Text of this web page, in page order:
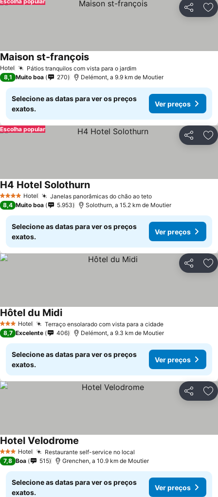
Partilhar
Hotel Pátios tranquilos com vista para o jardim
Maison st-françois
8,1 Muito boa 270 Delémont, a 9.9 km de Moutier
Selecione as datas para ver os preços
exatos.
Ver preços
Partilhar
Escolha popular
4 EstrelasHotel Janelas panorâmicas do chão ao teto
H4 Hotel Solothurn
8,4 Muito boa 5.953 Solothurn, a 15.2 km de Moutier
Selecione as datas para ver os preços
exatos.
Ver preços
Partilhar
3 EstrelasHotel Terraço ensolarado com vista para a cidade
Hôtel du Midi
8,7 Excelente 406 Delémont, a 9.3 km de Moutier
Selecione as datas para ver os preços
exatos.
Ver preços
Partilhar
3 EstrelasHotel Restaurante self-service no local
Hotel Velodrome
7,8 Boa 515 Grenchen, a 10.9 km de Moutier
Selecione as datas para ver os preços
exatos.
Ver preços